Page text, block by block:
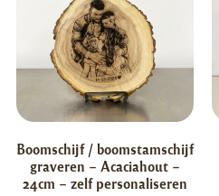
Boomschijf / boomstamschijf
graveren – Acaciahout –
24cm – zelf personaliseren